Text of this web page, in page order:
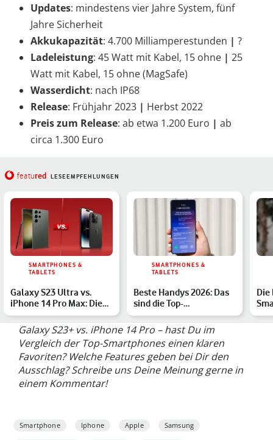
Updates: mindestens vier Jahre System, fünf
Jahre Sicherheit
Akkukapazität: 4.700 Milliamperestunden | ?
Ladeleistung: 45 Watt mit Kabel, 15 ohne | 25
Watt mit Kabel, 15 ohne (MagSafe)
Wasserdicht: nach IP68
Release: Frühjahr 2023 | Herbst 2022
Preis zum Release: ab etwa 1.200 Euro | ab
circa 1.300 Euro
featured LESEEMPFEHLUNGEN
SMARTPHONES &
TABLETS
Galaxy S23 Ultra vs.
iPhone 14 Pro Max: Die
beiden Flaggschiffe i…
SMARTPHONES &
TABLETS
Beste Handys 2026: Das
sind die Top-
Smartphones des Jahres
Die
Galaxy S23+ vs. iPhone 14 Pro – hast Du im
Vergleich der Top-Smartphones einen klaren
Favoriten? Welche Features geben bei Dir den
Ausschlag? Schreibe uns Deine Meinung gerne in
einem Kommentar!
Smartphone Iphone Apple Samsung